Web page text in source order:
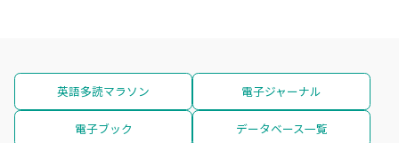
英語多読マラソン 電子ジャーナル
電子ブック データベース一覧